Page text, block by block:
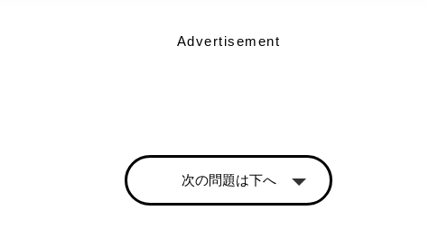
Advertisement
次の問題は下へ